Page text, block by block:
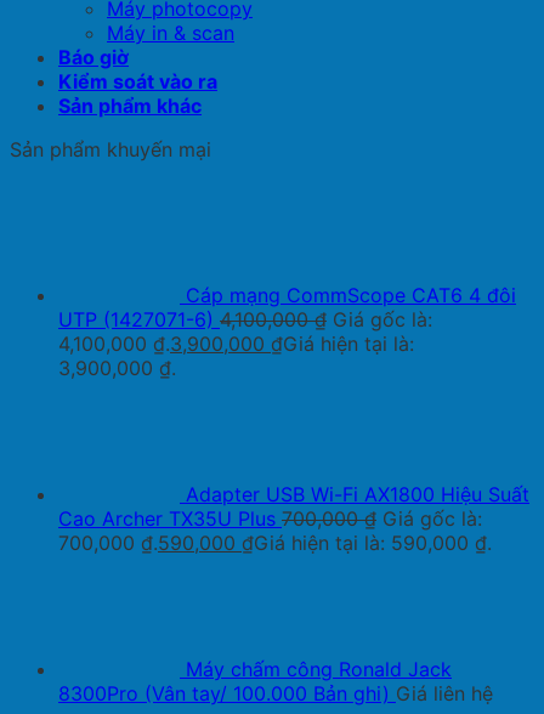
Máy photocopy
Máy in & scan
Báo giờ
Kiểm soát vào ra
Sản phẩm khác
Sản phẩm khuyến mại
Cáp mạng CommScope CAT6 4 đôi
UTP (1427071-6) 4,100,000₫ Giá gốc là:
4,100,000 ₫.3,900,000 ₫Giá hiện tại là:
3,900,000 ₫.
Adapter USB Wi-Fi AX1800 Hiệu Suất
Cao Archer TX35U Plus 700,000₫ Giá gốc là:
700,000 ₫.590,000 ₫Giá hiện tại là: 590,000 ₫.
Máy chấm công Ronald Jack
8300Pro (Vân tay/ 100.000 Bản ghi) Giá liên hệ